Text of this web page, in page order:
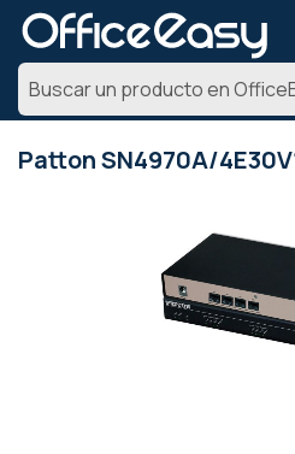
Patton SN4970A/